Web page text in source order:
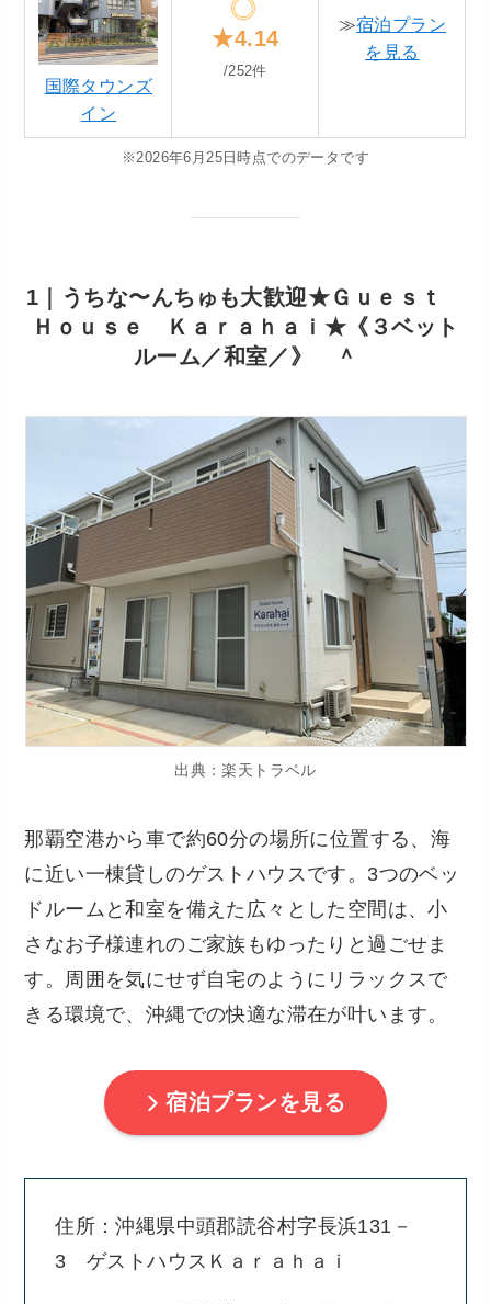
国際タウンズ
イン
★4.14
/252件
≫宿泊プラン
を見る
※2026年6月25日時点でのデータです
1｜うちな〜んちゅも大歓迎★Ｇｕｅｓｔ
Ｈｏｕｓｅ Ｋａｒａｈａｉ★《３ベット
ルーム／和室／》 ＾
出典：楽天トラベル
那覇空港から車で約60分の場所に位置する、海
に近い一棟貸しのゲストハウスです。3つのベッ
ドルームと和室を備えた広々とした空間は、小
さなお子様連れのご家族もゆったりと過ごせま
す。周囲を気にせず自宅のようにリラックスで
きる環境で、沖縄での快適な滞在が叶います。
宿泊プランを見る
住所：沖縄県中頭郡読谷村字長浜131－
3 ゲストハウスＫａｒａｈａｉ